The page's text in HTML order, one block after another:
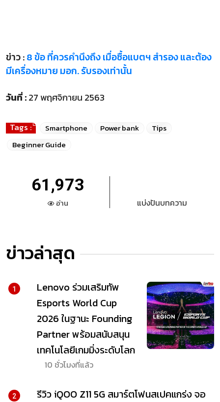
ข่าว :8 ข้อ ที่ควรคำนึงถึง เมื่อซื้อแบตฯ สำรอง และต้อง
มีเครื่องหมาย มอก. รับรองเท่านั้น
วันที่ :27 พฤศจิกายน 2563
Tags : Smartphone Power bank
Tips
Beginner Guide
61,973
อ่าน แบ่งปันบทความ
ข่าวล่าสุด
1
Lenovo ร่วมเสริมทัพ
Esports World Cup
2026 ในฐานะ Founding
Partner พร้อมสนับสนุน
เทคโนโลยีเกมมิ่งระดับโลก
10 ชั่วโมงที่แล้ว
2
รีวิว iQOO Z11 5G สมาร์ตโฟนสเปคแกร่ง จอ